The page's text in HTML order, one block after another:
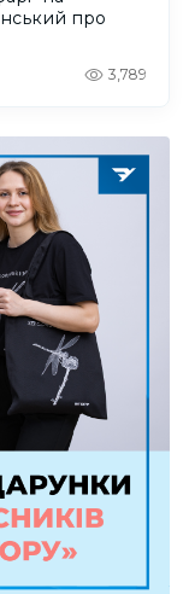
про
3,789